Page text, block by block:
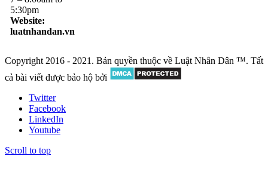
5:30pm
Website:
luatnhandan.vn
Copyright 2016 - 2021. Bản quyền thuộc về Luật Nhân Dân ™. Tất
cả bài viết được bảo hộ bởi
Twitter
Facebook
LinkedIn
Youtube
Scroll to top